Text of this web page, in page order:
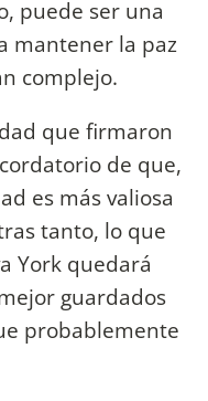
puede ser una
mantener la paz
complejo.
que firmaron
de que,
es más valiosa
tanto, lo que
York quedará
guardados
probablemente